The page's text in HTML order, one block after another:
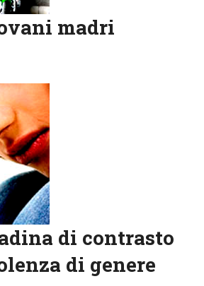
madri
di contrasto
di genere